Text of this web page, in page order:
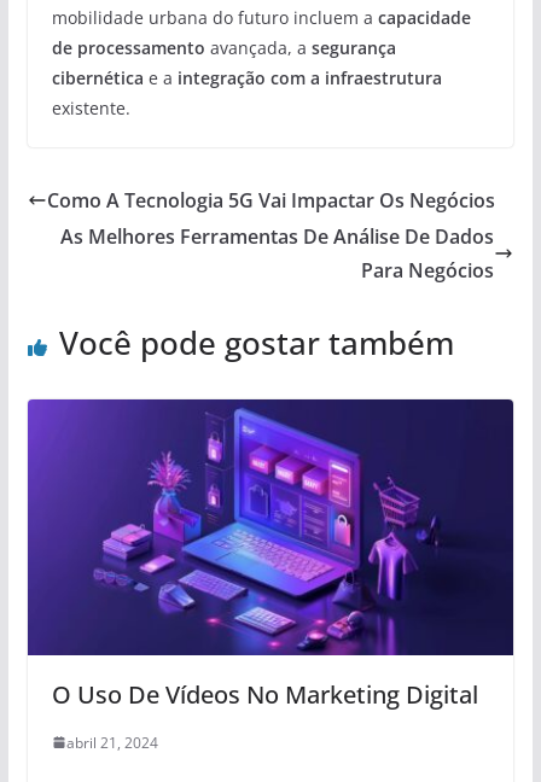
mobilidade urbana do futuro incluem a capacidade
de processamento avançada, a segurança
cibernética e a integração com a infraestrutura
existente.
Como A Tecnologia 5G Vai Impactar Os Negócios
As Melhores Ferramentas De Análise De Dados
Para Negócios
Você pode gostar também
O Uso De Vídeos No Marketing Digital
abril 21, 2024